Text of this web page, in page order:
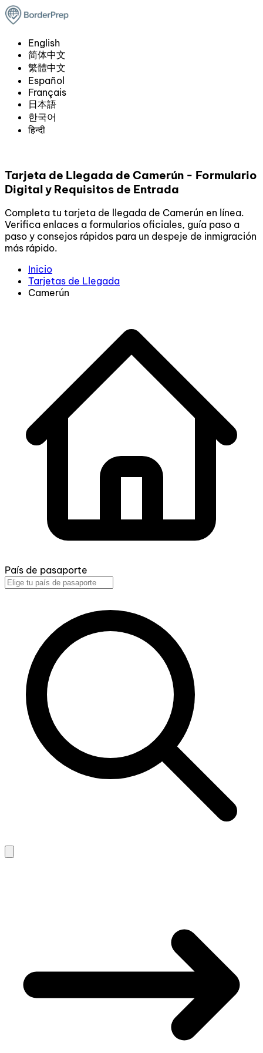
English
简体中文
繁體中文
Español
Français
日本語
한국어
हिन्दी
Tarjeta de Llegada de Camerún - Formulario
Digital y Requisitos de Entrada
Completa tu tarjeta de llegada de Camerún en línea.
Verifica enlaces a formularios oficiales, guía paso a
paso y consejos rápidos para un despeje de inmigración
más rápido.
Inicio
Tarjetas de Llegada
Camerún
País de pasaporte